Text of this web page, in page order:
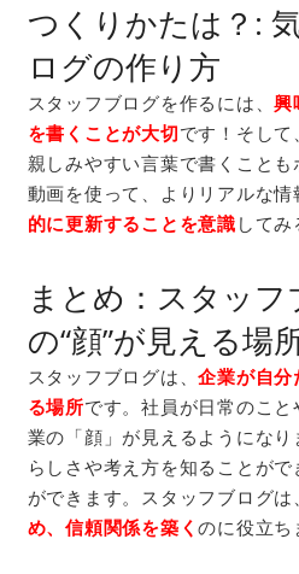
つくりかたは？:
ログの作り方
スタッフブログを作るには、興
を書くことが大切です！そして
親しみやすい言葉で書くこと
動画を使って、よりリアルな情
的に更新することを意識 してみ
まとめ：スタッ
の“顔”が見える場
スタッフブログは、企業が自分
る場所です。社員が日常のこ
業の「顔」が見えるようにな
らしさや考え方を知ることが
ができます。スタッフブログは
め、信頼関係を築くのに役立ち